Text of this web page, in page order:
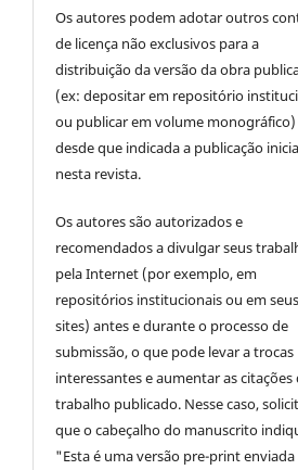
Os autores podem adotar outros
de licença não exclusivos para a
distribuição da versão da obra
(ex: depositar em repositório
ou publicar em volume monográfico)
desde que indicada a publicação
nesta revista.
Os autores são autorizados e
recomendados a divulgar seus
pela Internet (por exemplo, em
repositórios institucionais ou em seus
sites) antes e durante o processo de
submissão, o que pode levar a trocas
interessantes e aumentar as citações
trabalho publicado. Nesse caso,
que o cabeçalho do manuscrito
"Esta é uma versão pre-print enviada